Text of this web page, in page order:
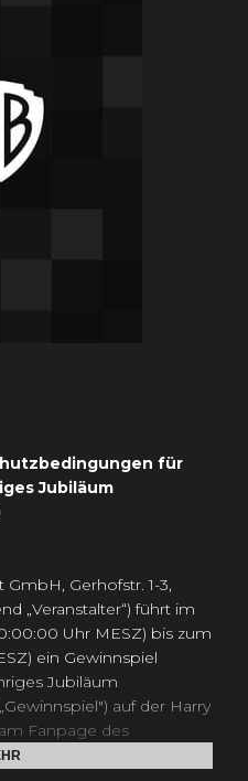
für
Jubiläum
Gerhofstr. 1-3,
„Veranstalter“) führt im
Uhr MESZ) bis zum
ein Gewinnspiel
Jubiläum
auf der Harry
Fanpage des